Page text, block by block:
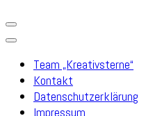
Team „Kreativsterne“
Kontakt
Datenschutzerklärung
Impressum